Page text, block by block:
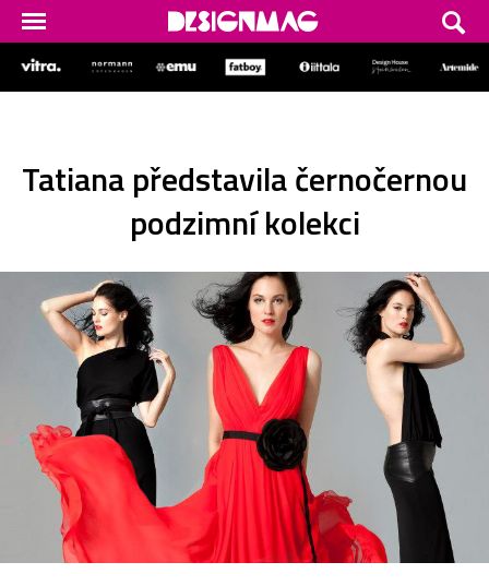
Tatiana představila černočernou
podzimní kolekci